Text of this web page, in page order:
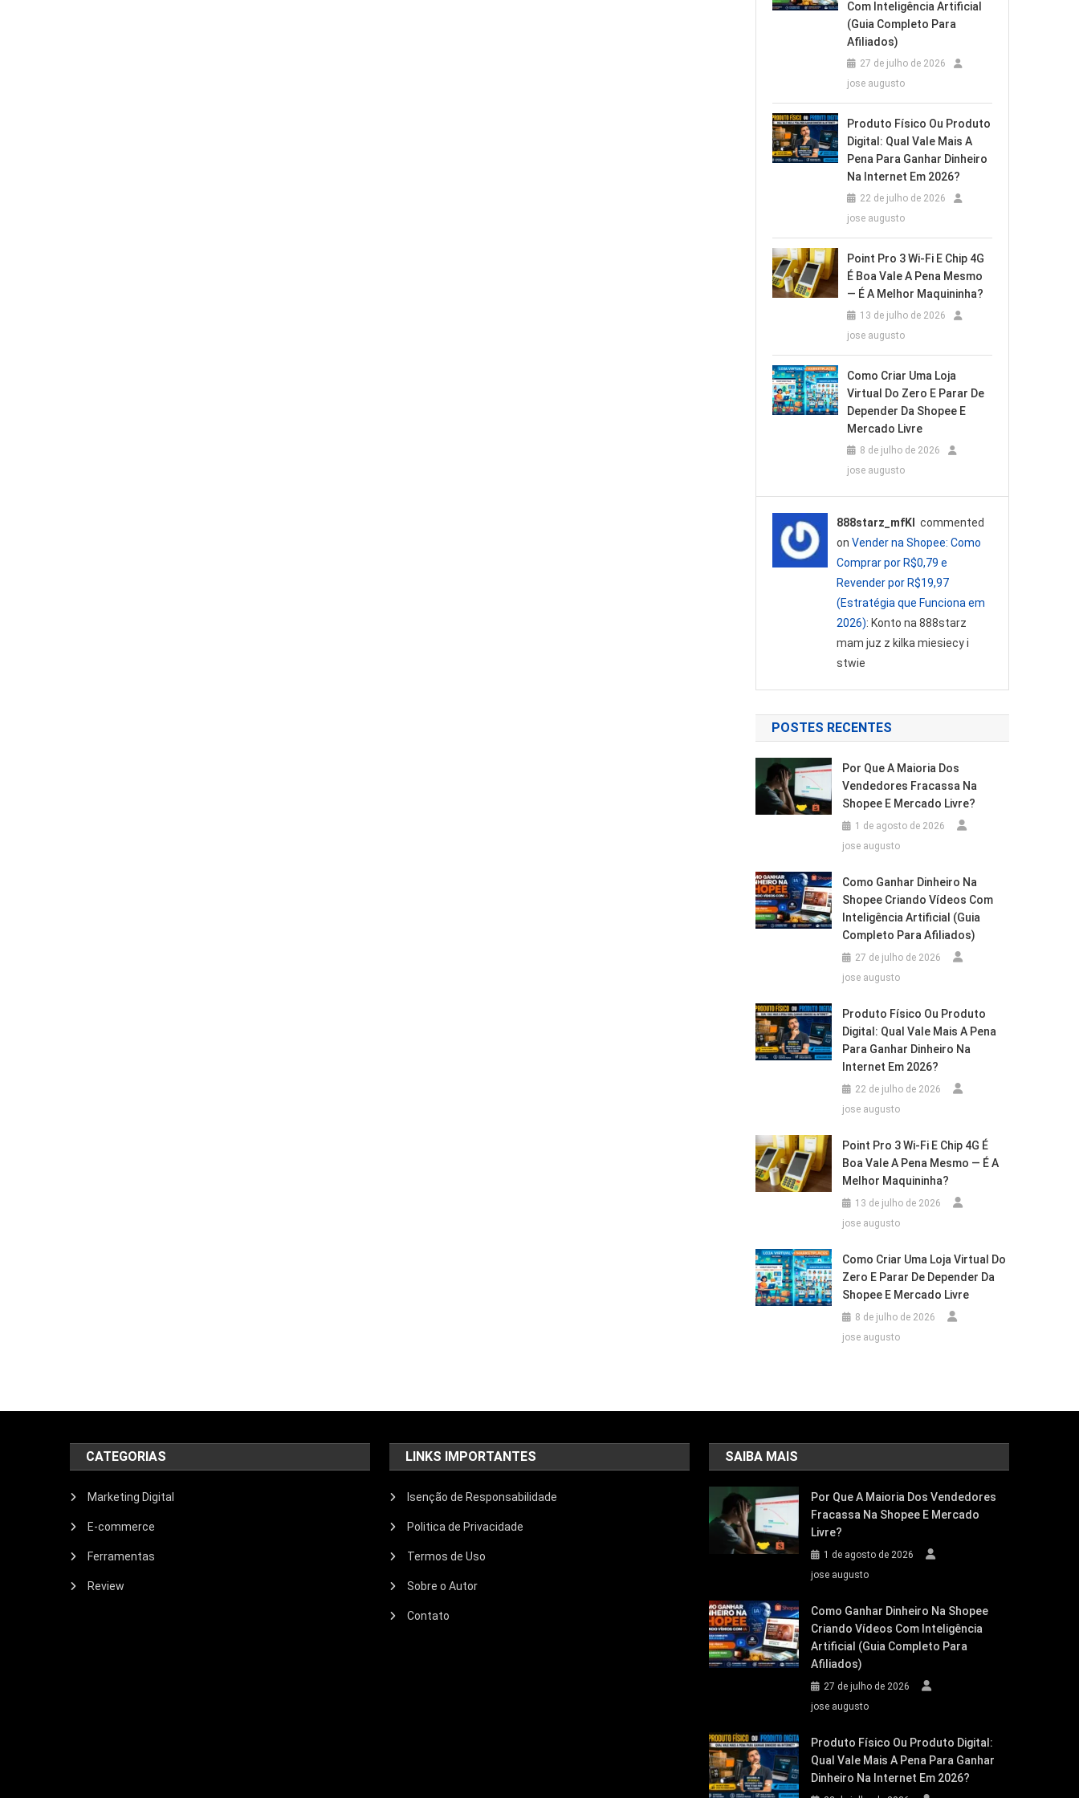
Com Inteligência Artificial
(Guia Completo Para
Afiliados)
27 de julho de 2026
jose augusto
Produto Físico Ou Produto
Digital: Qual Vale Mais A
Pena Para Ganhar Dinheiro
Na Internet Em 2026?
22 de julho de 2026
jose augusto
Point Pro 3 Wi‑Fi E Chip 4G
É Boa Vale A Pena Mesmo
— É A Melhor Maquininha?
13 de julho de 2026
jose augusto
Como Criar Uma Loja
Virtual Do Zero E Parar De
Depender Da Shopee E
Mercado Livre
8 de julho de 2026
jose augusto
888starz_mfKl
commented
on Vender na Shopee: Como
Comprar por R$0,79 e
Revender por R$19,97
(Estratégia que Funciona em
2026): Konto na 888starz
mam juz z kilka miesiecy i
stwie
POSTES RECENTES
Por Que A Maioria Dos
Vendedores Fracassa Na
Shopee E Mercado Livre?
1 de agosto de 2026
jose augusto
Como Ganhar Dinheiro Na
Shopee Criando Vídeos Com
Inteligência Artificial (Guia
Completo Para Afiliados)
27 de julho de 2026
jose augusto
Produto Físico Ou Produto
Digital: Qual Vale Mais A Pena
Para Ganhar Dinheiro Na
Internet Em 2026?
22 de julho de 2026
jose augusto
Point Pro 3 Wi‑Fi E Chip 4G É
Boa Vale A Pena Mesmo — É A
Melhor Maquininha?
13 de julho de 2026
jose augusto
Como Criar Uma Loja Virtual Do
Zero E Parar De Depender Da
Shopee E Mercado Livre
8 de julho de 2026
jose augusto
CATEGORIAS
Marketing Digital
E-commerce
Ferramentas
Review
LINKS IMPORTANTES
Isenção de Responsabilidade
Politica de Privacidade
Termos de Uso
Sobre o Autor
Contato
SAIBA MAIS
Por Que A Maioria Dos Vendedores
Fracassa Na Shopee E Mercado
Livre?
1 de agosto de 2026
jose augusto
Como Ganhar Dinheiro Na Shopee
Criando Vídeos Com Inteligência
Artificial (Guia Completo Para
Afiliados)
27 de julho de 2026
jose augusto
Produto Físico Ou Produto Digital:
Qual Vale Mais A Pena Para Ganhar
Dinheiro Na Internet Em 2026?